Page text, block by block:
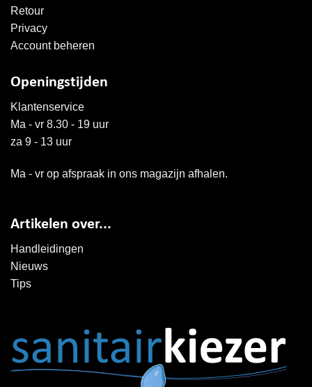
Retour
Privacy
Account beheren
Openingstijden
Klantenservice
Ma - vr 8.30 - 19 uur
za 9 - 13 uur
Ma - vr op afspraak in ons magazijn afhalen.
Artikelen over...
Handleidingen
Nieuws
Tips